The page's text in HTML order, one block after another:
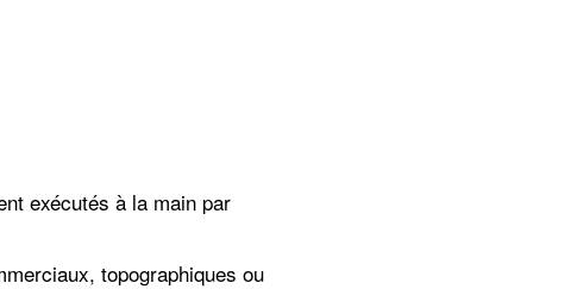
exécutés à la main par
topographiques ou